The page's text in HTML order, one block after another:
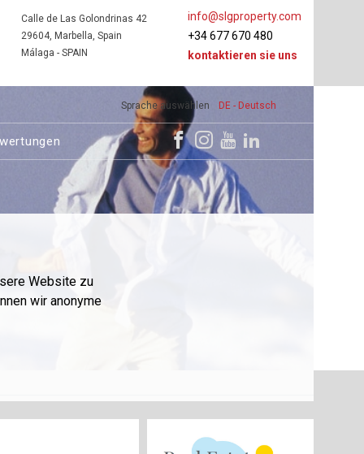
Website zu
wir anonyme
Sprache auswählen DE - Deutsch
info@slgproperty.com
+34 677 670 480
kontaktieren sie uns
Calle de Las Golondrinas 42
29604, Marbella, Spain
Málaga - SPAIN